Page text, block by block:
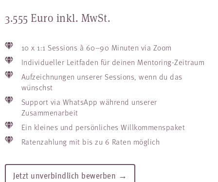
3.555 Euro inkl. MwSt.
10 x 1:1 Sessions à 60–90 Minuten via Zoom
Individueller Leitfaden für deinen Mentoring-Zeitraum
Aufzeichnungen unserer Sessions, wenn du das
wünschst
Support via WhatsApp während unserer
Zusammenarbeit
Ein kleines und persönliches Willkommenspaket
Ratenzahlung mit bis zu 6 Raten möglich​
Jetzt unverbindlich bewerben →